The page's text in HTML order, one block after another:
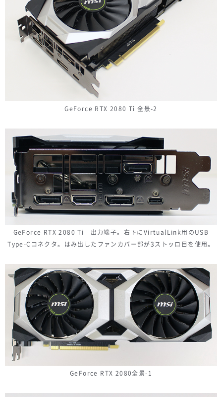
GeForce RTX 2080 Ti 全景-2
GeForce RTX 2080 Ti 出力端子。右下にVirtualLink用のUSB
Type-Cコネクタ。はみ出したファンカバー部が3ストッロ目を使用。
GeForce RTX 2080全景-1